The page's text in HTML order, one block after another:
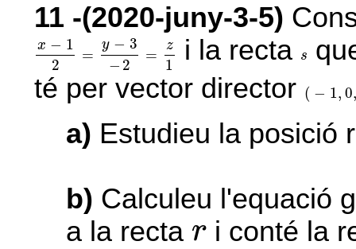
11 -(2020-juny-3-5)
x − 1
2
=
y − 3
− 2
=
z
1
= 3 2= 1 i la recta s
s
té per vector director ( − 1, 0
( 0 1
a) Estudieu la posició
b) Calculeu l'equació
a la recta r
r i conté la